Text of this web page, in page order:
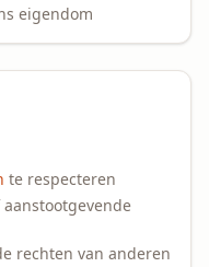
eigendom
te respecteren
rechten van anderen